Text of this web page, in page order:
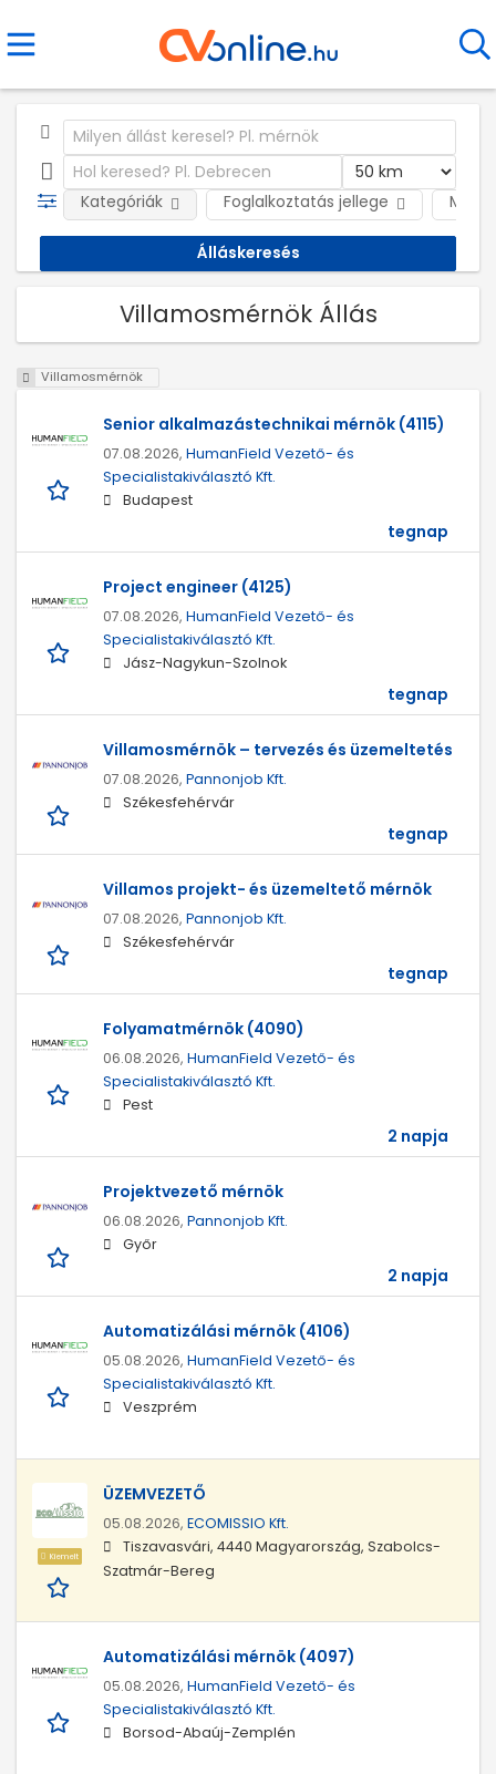
Foglalkoztatás jellege
Kategóriák
Villamosmérnök Állás
Villamosmérnök
Senior alkalmazástechnikai mérnök (4115)
07.08.2026, HumanField Vezető- és
Specialistakiválasztó Kft.
Budapest
tegnap
Project engineer (4125)
07.08.2026, HumanField Vezető- és
Specialistakiválasztó Kft.
Jász-Nagykun-Szolnok
tegnap
Villamosmérnök – tervezés és üzemeltetés
07.08.2026, Pannonjob Kft.
Székesfehérvár
tegnap
Villamos projekt- és üzemeltető mérnök
07.08.2026, Pannonjob Kft.
Székesfehérvár
tegnap
Folyamatmérnök (4090)
06.08.2026, HumanField Vezető- és
Specialistakiválasztó Kft.
Pest
2 napja
Projektvezető mérnök
06.08.2026, Pannonjob Kft.
Győr
2 napja
Automatizálási mérnök (4106)
05.08.2026, HumanField Vezető- és
Specialistakiválasztó Kft.
Veszprém
Kiemelt
ÜZEMVEZETŐ
05.08.2026, ECOMISSIO Kft.
Tiszavasvári, 4440 Magyarország, Szabolcs-
Szatmár-Bereg
Automatizálási mérnök (4097)
05.08.2026, HumanField Vezető- és
Specialistakiválasztó Kft.
Borsod-Abaúj-Zemplén